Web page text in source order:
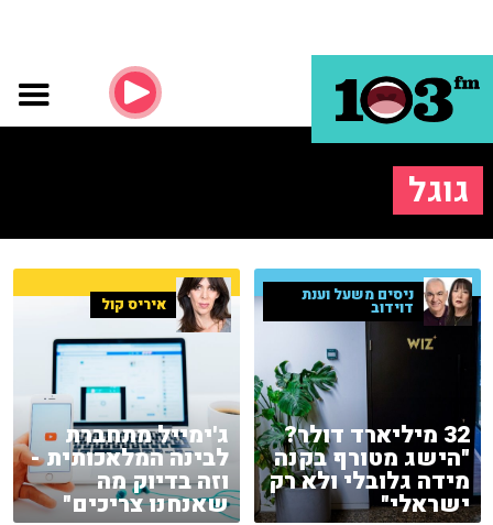
גוגל
ניסים משעל וענת
דוידוב
32 מיליארד דולר?
"הישג מטורף בקנה
מידה גלובלי ולא רק
ישראלי"
איריס קול
ג'ימייל מתחברת
לבינה המלאכותית -
וזה בדיוק מה
שאנחנו צריכים"